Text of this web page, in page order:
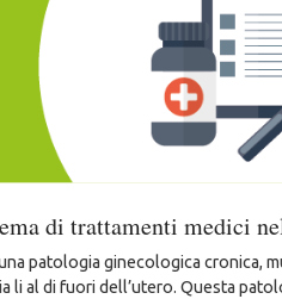
di trattamenti medici
patologia ginecologica cronica,
li al di fuori dell’utero. Questa